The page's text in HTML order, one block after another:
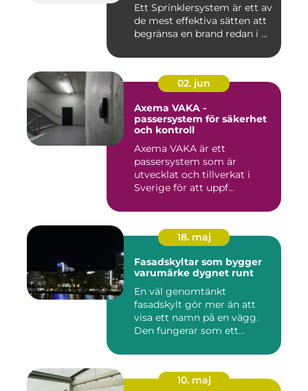
Ett Sprinklersystem är ett av
de mest effektiva sätten att
begränsa en brand redan i ...
02. jun
Axema VAKA -
passersystem för säkerhet
och kontroll
Axema VAKA är ett
passersystem som är
utvecklat och tillverkat i
Sverige för att uppf...
18. maj
Fasadskyltar som bygger
varumärke dygnet runt
En väl genomtänkt
fasadskylt gör mer än att
visa ett namn på en vägg.
Den fungerar som ett
10. maj